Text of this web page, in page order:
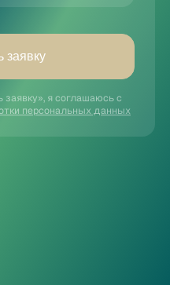
заявку
я соглашаюсь с
персональных данных